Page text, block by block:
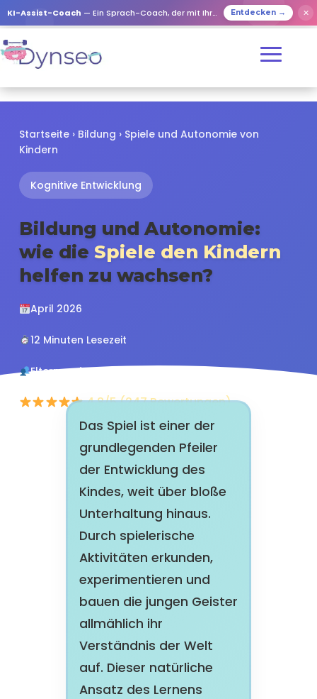
KI-Assist-Coach — Ein Sprach-Coach, der mit Ihren Lieben spielt Entdecken → ✕
Startseite › Bildung › Spiele und Autonomie von
Kindern
Kognitive Entwicklung
Bildung und Autonomie:
wie die Spiele den Kindern
helfen zu wachsen?
April 2026
12 Minuten Lesezeit
Eltern und Erzieher
4.8/5 (247 Bewertungen)
Das Spiel ist einer der
grundlegenden Pfeiler
der Entwicklung des
Kindes, weit über bloße
Unterhaltung hinaus.
Durch spielerische
Aktivitäten erkunden,
experimentieren und
bauen die jungen Geister
allmählich ihr
Verständnis der Welt
auf. Dieser natürliche
Ansatz des Lernens